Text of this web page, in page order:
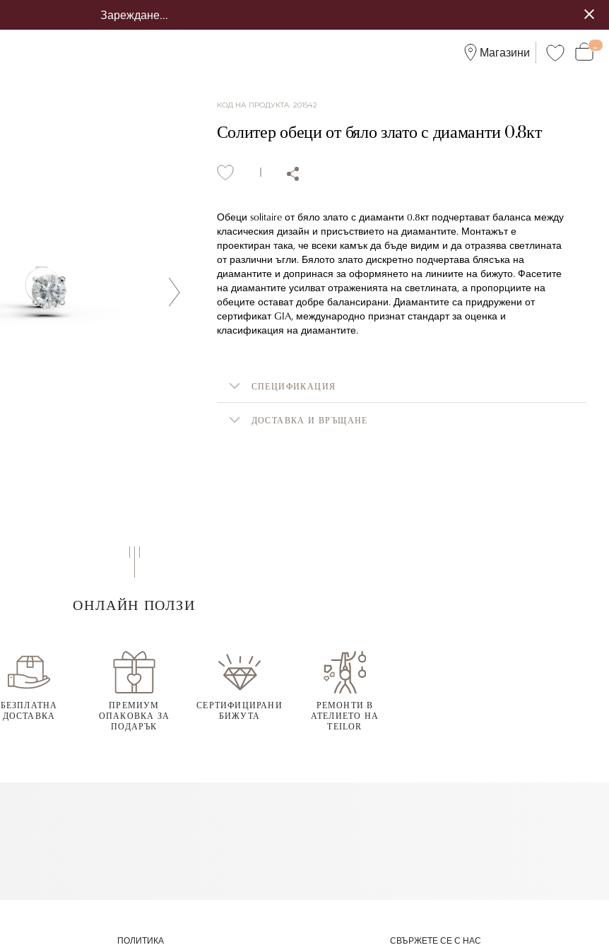
Зареждане...
Магазини
КОД НА ПРОДУКТА: 201542
Солитер обеци от бяло злато с диаманти 0.8кт
Обеци solitaire от бяло злато с диаманти 0.8кт подчертават баланса между
класическия дизайн и присъствието на диамантите. Монтажът е
проектиран така, че всеки камък да бъде видим и да отразява светлината
от различни ъгли. Бялото злато дискретно подчертава блясъка на
диамантите и допринася за оформянето на линиите на бижуто. Фасетите
на диамантите усилват отраженията на светлината, а пропорциите на
обеците остават добре балансирани. Диамантите са придружени от
сертификат GIA, международно признат стандарт за оценка и
класификация на диамантите.
СПЕЦИФИКАЦИЯ
ДОСТАВКА И ВРЪЩАНЕ
ОНЛАЙН ПОЛЗИ
БЕЗПЛАТНА
ДОСТАВКА
ПРЕМИУМ
ОПАКОВКА ЗА
ПОДАРЪК
СЕРТИФИЦИРАНИ
БИЖУТА
РЕМОНТИ В
АТЕЛИЕТО НА
TEILOR
ПОЛИТИКА СВЪРЖЕТЕ СЕ С НАС